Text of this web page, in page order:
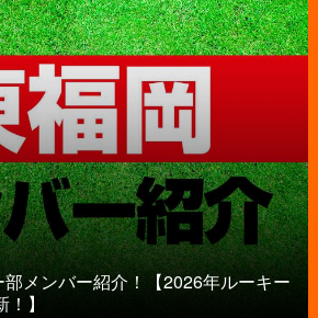
メンバー紹介！【2026年ルーキー
】